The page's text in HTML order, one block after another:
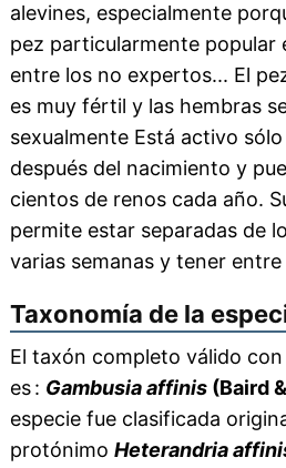
alevines, especialmente
pez particularmente popular
entre los no expertos... El
es muy fértil y las hembras
sexualmente Está activo
después del nacimiento y
cientos de renos cada año.
permite estar separadas de
varias semanas y tener
Taxonomía de la
El taxón completo válido
es : Gambusia affinis(Baird
especie fue clasificada
protónimo Heterandria